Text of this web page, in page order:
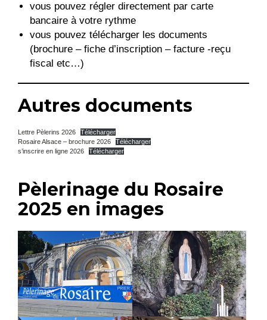
vous pouvez régler directement par carte
bancaire à votre rythme
vous pouvez télécharger les documents
(brochure – fiche d’inscription – facture -reçu
fiscal etc…)
Autres documents
Lettre Pèlerins 2026
Télécharger
Rosaire Alsace – brochure 2026
Télécharger
s’inscrire en ligne 2026
Télécharger
Pèlerinage du Rosaire
2025 en images